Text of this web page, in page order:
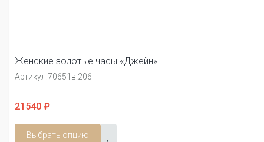
Женские золотые часы «Джейн»
Артикул:70651в.206
21540 ₽
Выбрать опцию